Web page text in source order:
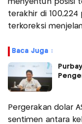
menyentuh posisi
terakhir di 100,224
terkoreksi
Baca Juga :
Pergerakan dolar
sentimen antara